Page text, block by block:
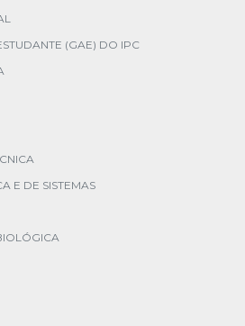
(GAE) DO IPC
E DE SISTEMAS